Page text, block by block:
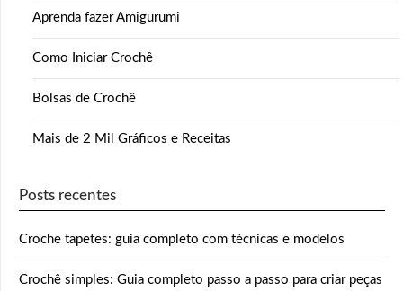
Aprenda fazer Amigurumi
Como Iniciar Crochê
Bolsas de Crochê
Mais de 2 Mil Gráficos e Receitas
Posts recentes
Croche tapetes: guia completo com técnicas e modelos
Crochê simples: Guia completo passo a passo para criar peças